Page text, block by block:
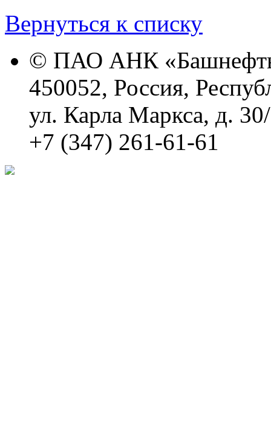
Вернуться к списку
© ПАО АНК
450052, Россия,
ул. Карла Маркса, д.
+7 (347) 261-61-61